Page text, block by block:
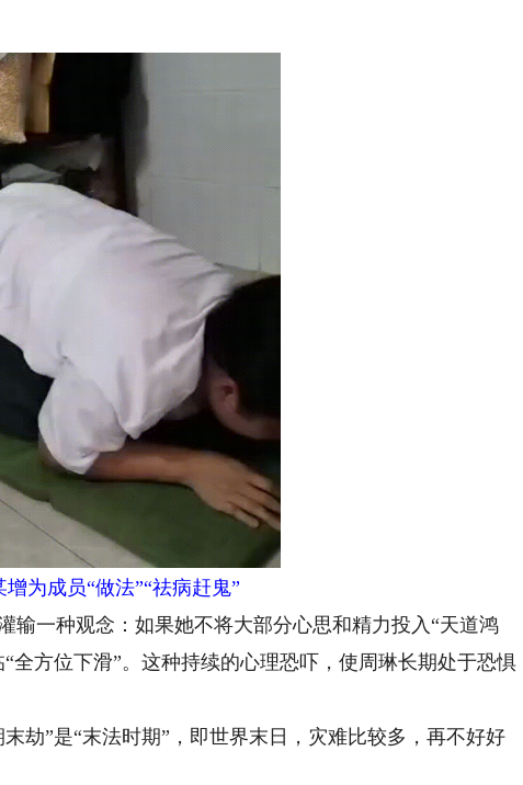
为成员“做法”“祛病赶鬼”
一种观念：如果她不将大部分心思和精力投入“天道鸿
全方位下滑”。这种持续的心理恐吓，使周琳长期处于恐惧
”是“末法时期”，即世界末日，灾难比较多，再不好好